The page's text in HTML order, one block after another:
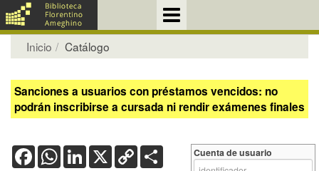
Inicio Catálogo
Sanciones a usuarios con préstamos vencidos: no
podrán inscribirse a cursada ni rendir exámenes finales
FacebookWhatsApp
LinkedIn
X Copy
Link
Cuenta de usuario